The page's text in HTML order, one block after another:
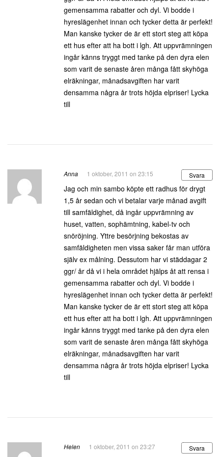
gemensamma rabatter och dyl. Vi bodde i
hyreslägenhet innan och tycker detta är perfekt!
Man kanske tycker de är ett stort steg att köpa
ett hus efter att ha bott i lgh. Att uppvrämningen
ingår känns tryggt med tanke på den dyra elen
som varit de senaste åren många fått skyhöga
elräkningar, månadsavgiften har varit
densamma några år trots höjda elpriser! Lycka
till
Anna 1 oktober, 2011 on 23:15 Svara
Jag och min sambo köpte ett radhus för drygt
1,5 år sedan och vi betalar varje månad avgift
till samfäldighet, då ingår uppvrämning av
huset, vatten, sophämtning, kabel-tv och
snöröjning. Yttre besörjning bekostas av
samfäldigheten men vissa saker får man utföra
själv ex målning. Dessutom har vi städdagar 2
ggr/ år då vi i hela området hjälps åt att rensa i
gemensamma rabatter och dyl. Vi bodde i
hyreslägenhet innan och tycker detta är perfekt!
Man kanske tycker de är ett stort steg att köpa
ett hus efter att ha bott i lgh. Att uppvrämningen
ingår känns tryggt med tanke på den dyra elen
som varit de senaste åren många fått skyhöga
elräkningar, månadsavgiften har varit
densamma några år trots höjda elpriser! Lycka
till
Helen 1 oktober, 2011 on 23:27 Svara